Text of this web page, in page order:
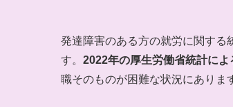
発達障害のある方の就労に関する
す。 2022年の厚生労働省統計に
職そのものが困難な状況にありま